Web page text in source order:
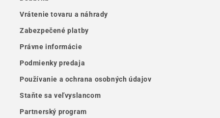
Vrátenie tovaru a náhrady
Zabezpečené platby
Právne informácie
Podmienky predaja
Používanie a ochrana osobných údajov
Staňte sa veľvyslancom
Partnerský program